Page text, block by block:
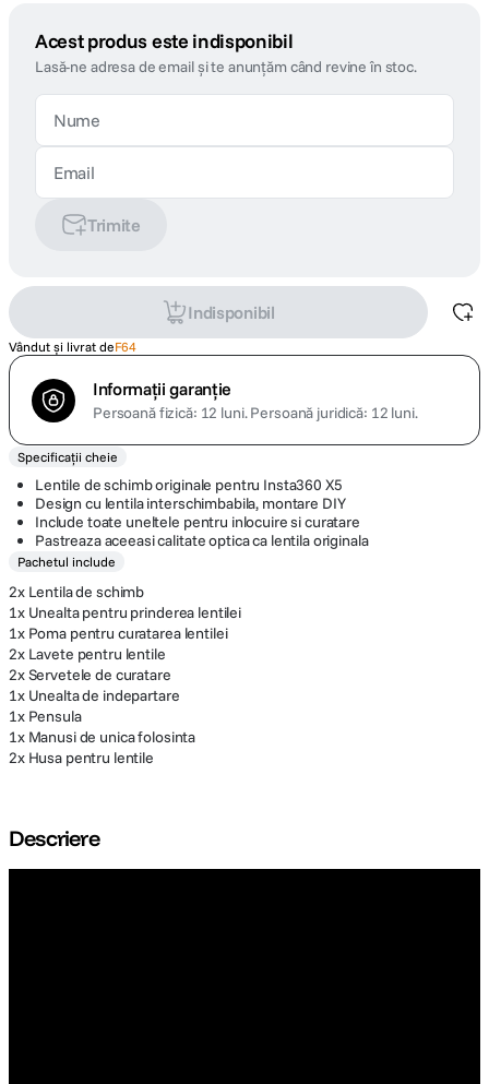
Acest produs este indisponibil
Lasă-ne adresa de email și te anunțăm când revine în stoc.
Trimite
Indisponibil
Vândut și livrat deF64
Informații garanție
Persoană fizică: 12 luni.Persoană juridică: 12 luni.
Specificații cheie
Lentile de schimb originale pentru Insta360 X5
Design cu lentila interschimbabila, montare DIY
Include toate uneltele pentru inlocuire si curatare
Pastreaza aceeasi calitate optica ca lentila originala
Pachetul include
2x Lentila de schimb
1x Unealta pentru prinderea lentilei
1x Poma pentru curatarea lentilei
2x Lavete pentru lentile
2x Servetele de curatare
1x Unealta de indepartare
1x Pensula
1x Manusi de unica folosinta
2x Husa pentru lentile
Descriere